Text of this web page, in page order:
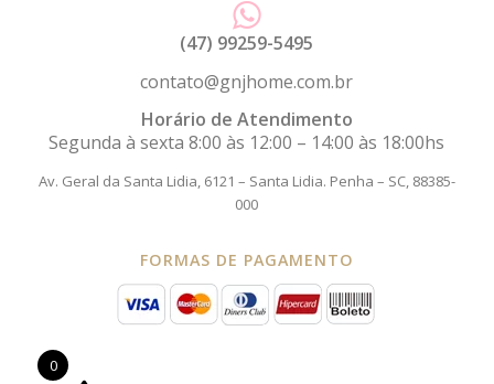
(47) 99259-5495
contato@gnjhome.com.br
Horário de Atendimento
Segunda à sexta 8:00 às 12:00 – 14:00 às 18:00hs
Av. Geral da Santa Lidia, 6121 – Santa Lidia. Penha – SC, 88385-
000
FORMAS DE PAGAMENTO
0